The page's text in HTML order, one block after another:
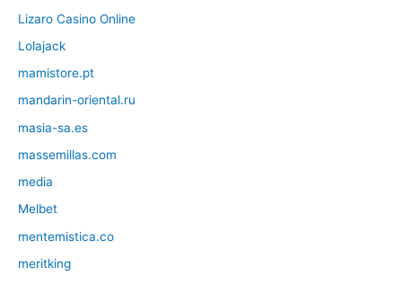
Lizaro Casino Online
Lolajack
mamistore.pt
mandarin-oriental.ru
masia-sa.es
massemillas.com
media
Melbet
mentemistica.co
meritking